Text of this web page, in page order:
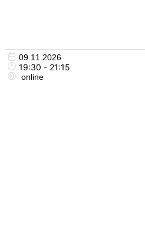
09.11.2026
19:30 - 21:15
online